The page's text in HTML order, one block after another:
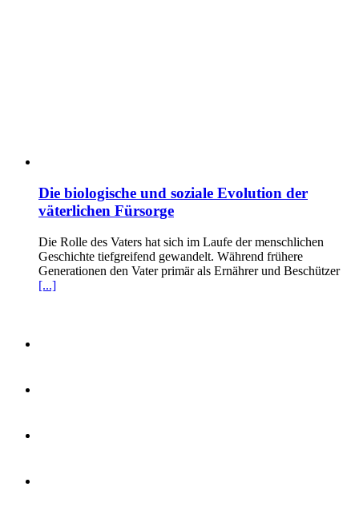
Die biologische und soziale Evolution der
väterlichen Fürsorge
Die Rolle des Vaters hat sich im Laufe der menschlichen
Geschichte tiefgreifend gewandelt. Während frühere
Generationen den Vater primär als Ernährer und Beschützer
[...]